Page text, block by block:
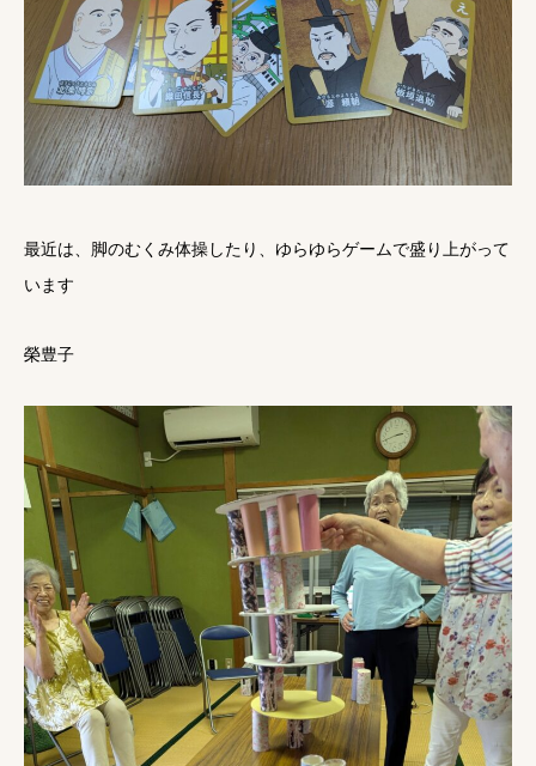
最近は、脚のむくみ体操したり、ゆらゆらゲームで盛り上がって
います
榮豊子